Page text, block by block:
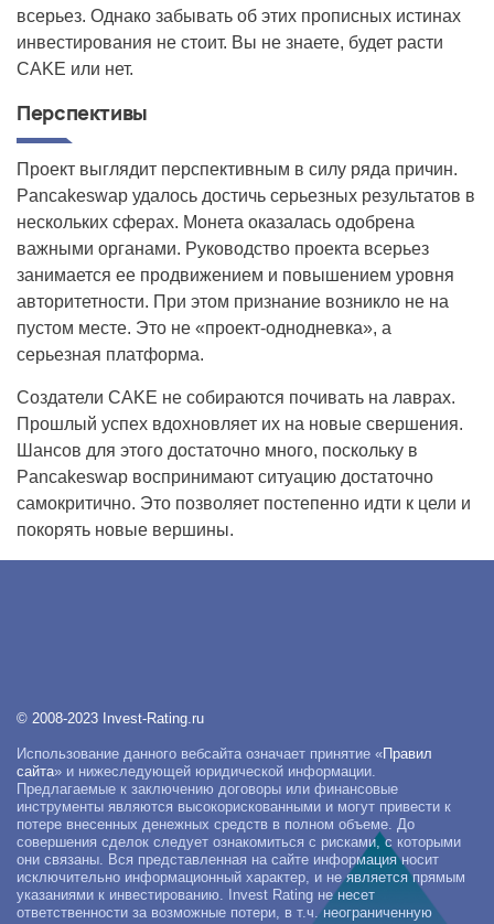
всерьез. Однако забывать об этих прописных истинах
инвестирования не стоит. Вы не знаете, будет расти
CAKE или нет.
Перспективы
Проект выглядит перспективным в силу ряда причин.
Pancakeswap удалось достичь серьезных результатов в
нескольких сферах. Монета оказалась одобрена
важными органами. Руководство проекта всерьез
занимается ее продвижением и повышением уровня
авторитетности. При этом признание возникло не на
пустом месте. Это не «проект-однодневка», а
серьезная платформа.
Создатели CAKE не собираются почивать на лаврах.
Прошлый успех вдохновляет их на новые свершения.
Шансов для этого достаточно много, поскольку в
Pancakeswap воспринимают ситуацию достаточно
самокритично. Это позволяет постепенно идти к цели и
покорять новые вершины.
© 2008-2023 Invest-Rating.ru
Использование данного вебсайта означает принятие «Правил
сайта» и нижеследующей юридической информации.
Предлагаемые к заключению договоры или финансовые
инструменты являются высокорискованными и могут привести к
потере внесенных денежных средств в полном объеме. До
совершения сделок следует ознакомиться с рисками, с которыми
они связаны. Вся представленная на сайте информация носит
исключительно информационный характер, и не является прямым
указаниями к инвестированию. Invest Rating не несет
ответственности за возможные потери, в т.ч. неограниченную